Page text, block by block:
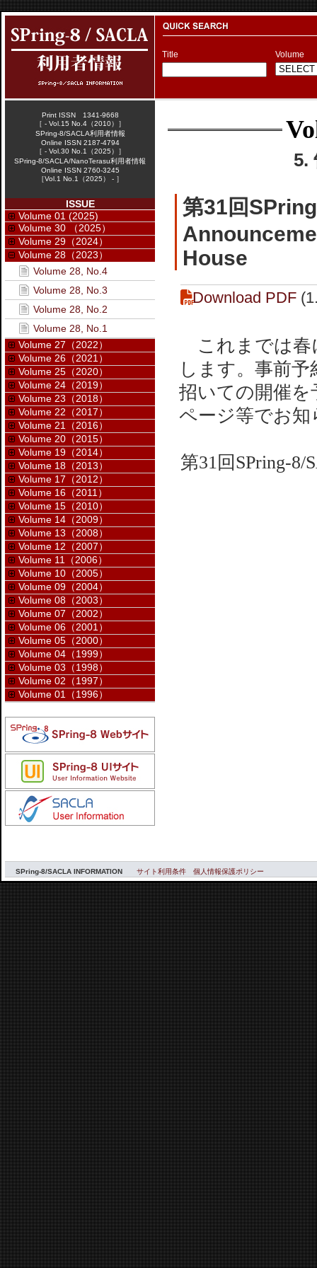
Title Volume
5.
第31回
House
Download PDF
これまでは春
します。事前
招いての開催
ページ等でお
第31回SPring-
Print ISSN 1341-9668
［ - Vol.15 No.4（2010）］
SPring-8/SACLA利用者情報
Online ISSN 2187-4794
［ - Vol.30 No.1（2025）］
SPring-8/SACLA/NanoTerasu利用者情報
Online ISSN 2760-3245
［Vol.1 No.1（2025） - ］
ISSUE
Volume 01 (2025)
Volume 30 （2025）
Volume 29（2024）
Volume 28（2023）
Volume 28, No.4
Volume 28, No.3
Volume 28, No.2
Volume 28, No.1
Volume 27（2022）
Volume 26（2021）
Volume 25（2020）
Volume 24（2019）
Volume 23（2018）
Volume 22（2017）
Volume 21（2016）
Volume 20（2015）
Volume 19（2014）
Volume 18（2013）
Volume 17（2012）
Volume 16（2011）
Volume 15（2010）
Volume 14（2009）
Volume 13（2008）
Volume 12（2007）
Volume 11（2006）
Volume 10（2005）
Volume 09（2004）
Volume 08（2003）
Volume 07（2002）
Volume 06（2001）
Volume 05（2000）
Volume 04（1999）
Volume 03（1998）
Volume 02（1997）
Volume 01（1996）
SPring-8/SACLA INFORMATION サイト利用条件 個人情報保護ポリシー